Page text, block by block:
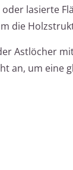
lasierte
die
Astlöcher
an, um eine